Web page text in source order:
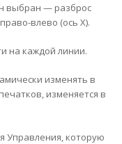
выбран — разброс
влево (ось Х).
на каждой линии.
изменять в
изменяется в
Управления, которую